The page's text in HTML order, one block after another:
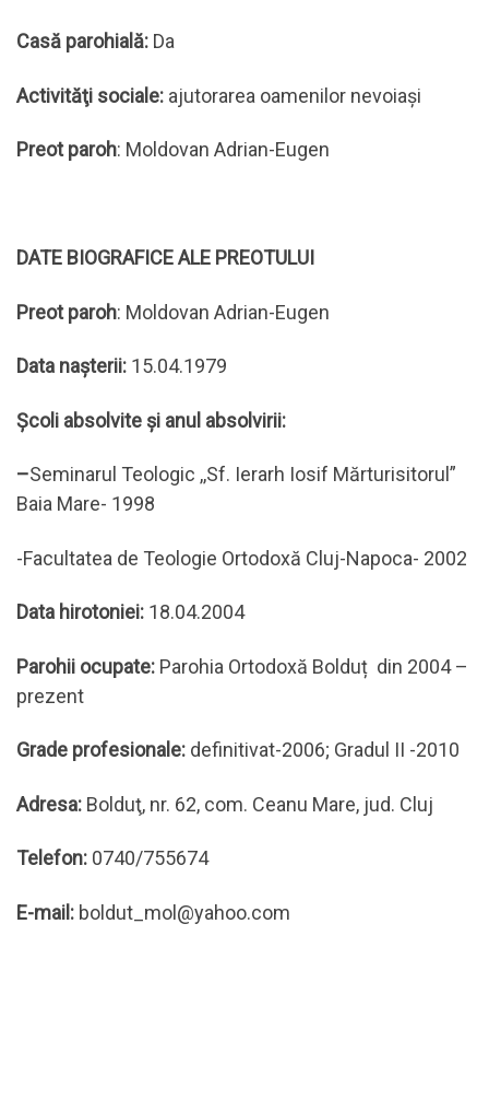
Casă parohială: Da
Activităţi sociale: ajutorarea oamenilor nevoiaşi
Preot paroh: Moldovan Adrian-Eugen
DATE BIOGRAFICE ALE PREOTULUI
Preot paroh: Moldovan Adrian-Eugen
Data naşterii: 15.04.1979
Şcoli absolvite şi anul absolvirii:
–Seminarul Teologic ,,Sf. Ierarh Iosif Mărturisitorul”
Baia Mare- 1998
-Facultatea de Teologie Ortodoxă Cluj-Napoca- 2002
Data hirotoniei: 18.04.2004
Parohii ocupate: Parohia Ortodoxă Bolduț din 2004 –
prezent
Grade profesionale: definitivat-2006; Gradul II -2010
Adresa: Bolduţ, nr. 62, com. Ceanu Mare, jud. Cluj
Telefon: 0740/755674
E-mail: boldut_mol@yahoo.com